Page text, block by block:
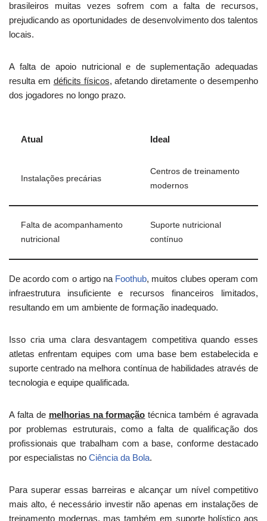
brasileiros muitas vezes sofrem com a falta de recursos,
prejudicando as oportunidades de desenvolvimento dos talentos
locais.
A falta de apoio nutricional e de suplementação adequadas
resulta em déficits físicos, afetando diretamente o desempenho
dos jogadores no longo prazo.
Atual Ideal
Instalações precárias
Centros de treinamento
modernos
Falta de acompanhamento
nutricional
Suporte nutricional
contínuo
De acordo com o artigo na Foothub, muitos clubes operam com
infraestrutura insuficiente e recursos financeiros limitados,
resultando em um ambiente de formação inadequado.
Isso cria uma clara desvantagem competitiva quando esses
atletas enfrentam equipes com uma base bem estabelecida e
suporte centrado na melhora contínua de habilidades através de
tecnologia e equipe qualificada.
A falta de melhorias na formação técnica também é agravada
por problemas estruturais, como a falta de qualificação dos
profissionais que trabalham com a base, conforme destacado
por especialistas no Ciência da Bola.
Para superar essas barreiras e alcançar um nível competitivo
mais alto, é necessário investir não apenas em instalações de
treinamento modernas, mas também em suporte holístico aos